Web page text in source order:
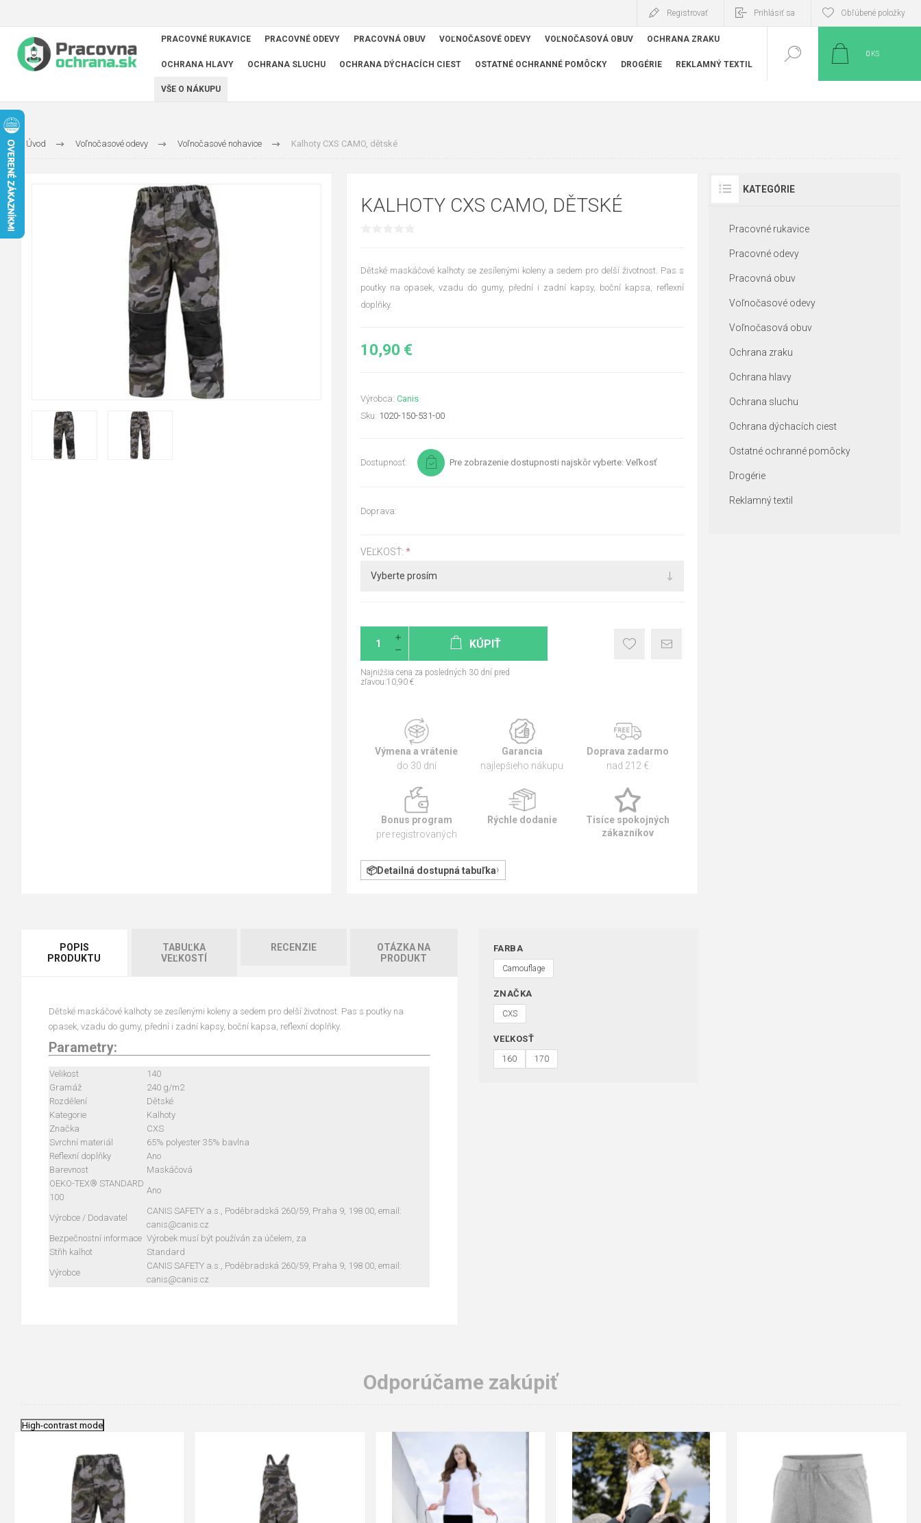
Registrovať Prihlásiť sa Obľúbené položky
PRACOVNÉ RUKAVICE PRACOVNÉ ODEVY PRACOVNÁ OBUV VOĽNOČASOVÉ ODEVY VOĽNOČASOVÁ OBUV OCHRANA ZRAKU
OCHRANA HLAVY OCHRANA SLUCHU OCHRANA DÝCHACÍCH CIEST OSTATNÉ OCHRANNÉ POMÔCKY DROGÉRIE REKLAMNÝ TEXTIL
VŠE O NÁKUPU
0 KS
Úvod Voľnočasové odevy Voľnočasové nohavice Kalhoty CXS CAMO, dětské
KALHOTY CXS CAMO, DĚTSKÉ
Dětské maskáčové kalhoty se zesílenými koleny a sedem pro delší životnost. Pas s
poutky na opasek, vzadu do gumy, přední i zadní kapsy, boční kapsa, reflexní
doplňky.
10,90 €
Výrobca: Canis
Sku: 1020-150-531-00
Dostupnosť: Pre zobrazenie dostupnosti najskôr vyberte: Veľkosť
Doprava:
VEĽKOSŤ: *
KÚPIŤ
Najnižšia cena za posledných 30 dní pred
zľavou:10,90 €
Výmena a vrátenie
do 30 dní
Garancia
najlepšieho nákupu
Doprava zadarmo
nad 212 €
Bonus program
pre registrovaných
Rýchle dodanie
Tisíce spokojných
zákazníkov
Detailná dostupná tabuľka
POPIS
PRODUKTU
TABUĽKA
VEĽKOSTÍ
RECENZIE
OTÁZKA NA
PRODUKT
Dětské maskáčové kalhoty se zesílenými koleny a sedem pro delší životnost. Pas s poutky na
opasek, vzadu do gumy, přední i zadní kapsy, boční kapsa, reflexní doplňky.
Parametry:
Velikost
140
Gramáž
240 g/m2
Rozdělení
Dětské
Kategorie
Kalhoty
Značka
CXS
Svrchní materiál
65% polyester 35% bavlna
Reflexní doplňky
Ano
Barevnost
Maskáčová
OEKO-TEX® STANDARD
100
Ano
Výrobce / Dodavatel
CANIS SAFETY a.s., Poděbradská 260/59, Praha 9, 198 00, email:
canis@canis.cz
Bezpečnostní informace Výrobek musí být používán za účelem, za
Střih kalhot
Standard
Výrobce
CANIS SAFETY a.s., Poděbradská 260/59, Praha 9, 198 00, email:
canis@canis.cz
FARBA
Camouflage
ZNAČKA
CXS
VEĽKOSŤ
160 170
KATEGÓRIE
Pracovné rukavice
Pracovné odevy
Pracovná obuv
Voľnočasové odevy
Voľnočasová obuv
Ochrana zraku
Ochrana hlavy
Ochrana sluchu
Ochrana dýchacích ciest
Ostatné ochranné pomôcky
Drogérie
Reklamný textil
Odporúčame zakúpiť
High-contrast mode